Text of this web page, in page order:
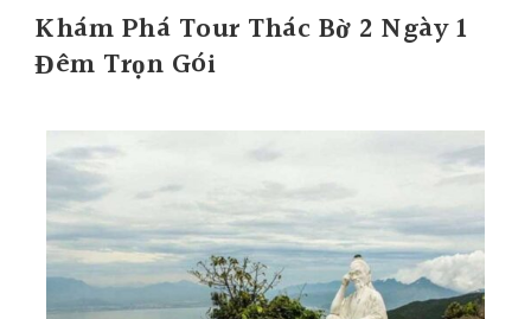
Khám Phá Tour Thác Bờ 2 Ngày 1
Đêm Trọn Gói